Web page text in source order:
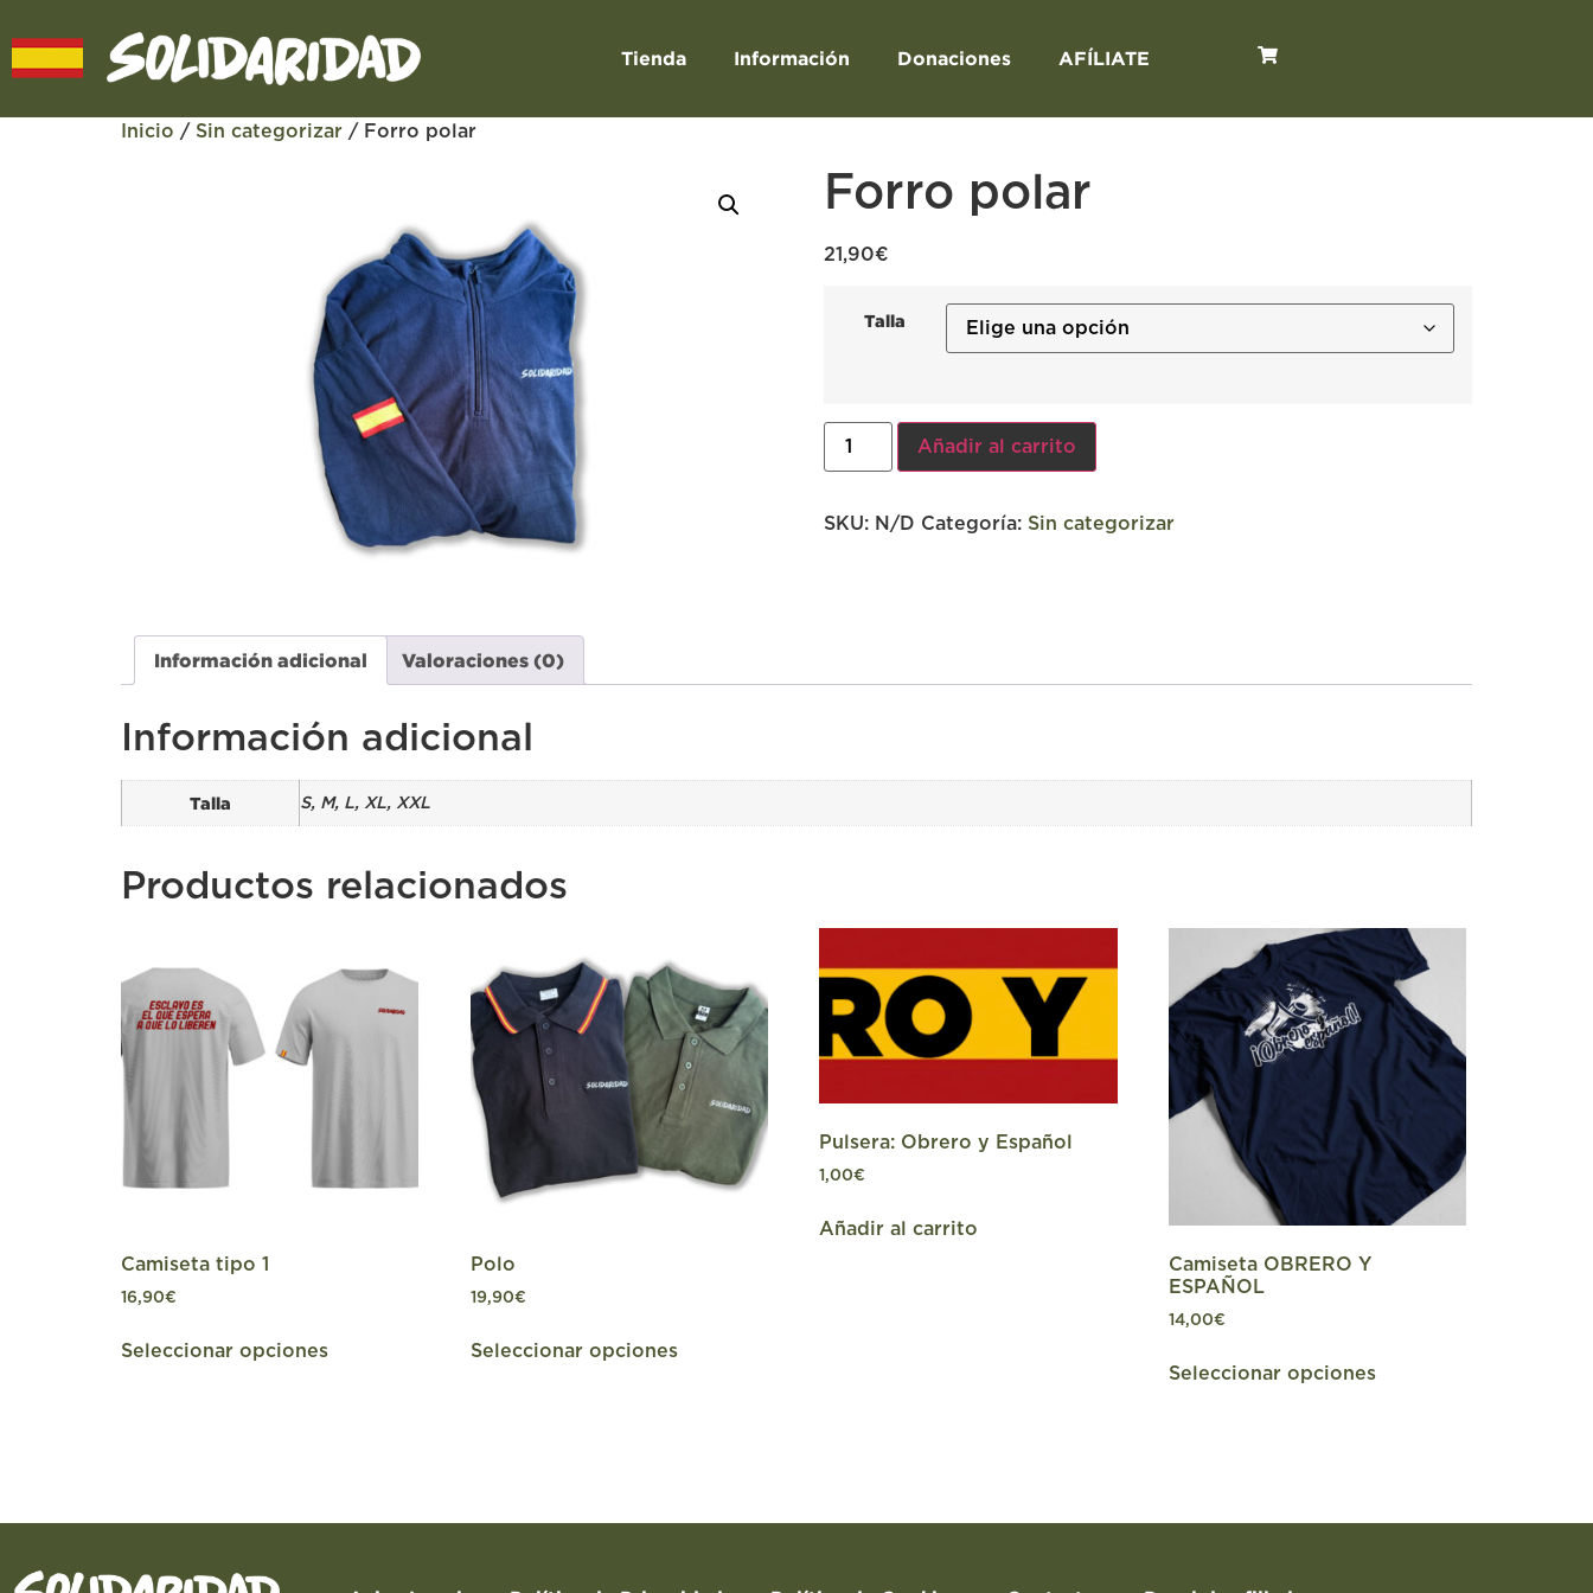
Tienda Información Donaciones AFÍLIATE
Inicio / Sin categorizar / Forro polar
Forro polar
21,90€
Talla
Añadir al carrito
SKU: N/D Categoría: Sin categorizar
Información adicional Valoraciones (0)
Información adicional
Talla S, M, L, XL, XXL
Productos relacionados
Camiseta tipo 1
16,90€
Seleccionar opciones
Polo
19,90€
Seleccionar opciones
Pulsera: Obrero y Español
1,00€
Añadir al carrito
Camiseta OBRERO Y
ESPAÑOL
14,00€
Seleccionar opciones